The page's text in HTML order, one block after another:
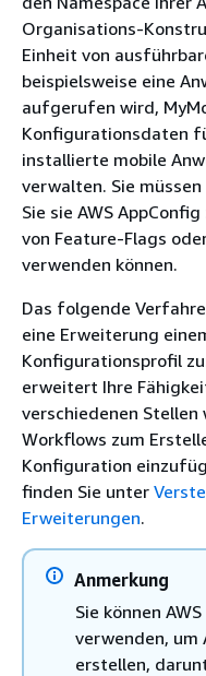
Organisations-
Einheit von
beispielsweise eine
aufgerufen wird,
Konfigurationsdaten
installierte mobile
verwalten. Sie
Sie sie AWS
von Feature-Flags
verwenden können.
Das folgende
eine Erweiterung
Konfigurationsprofil
erweitert Ihre
verschiedenen Stellen
Workflows zum
Konfiguration
finden Sie unter
Erweiterungen.
Anmerkung
Sie können
verwenden, um
erstellen,